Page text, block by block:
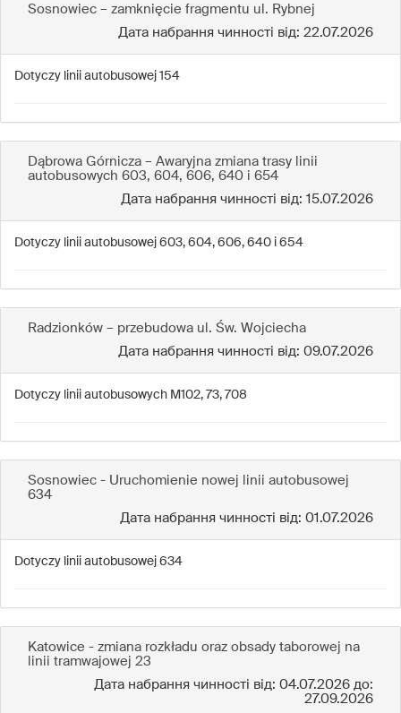
Sosnowiec – zamknięcie fragmentu ul. Rybnej
Дата набрання чинності від: 22.07.2026
Dotyczy linii autobusowej 154
Dąbrowa Górnicza – Awaryjna zmiana trasy linii
autobusowych 603, 604, 606, 640 i 654
Дата набрання чинності від: 15.07.2026
Dotyczy linii autobusowej 603, 604, 606, 640 i 654
Radzionków – przebudowa ul. Św. Wojciecha
Дата набрання чинності від: 09.07.2026
Dotyczy linii autobusowych M102, 73, 708
Sosnowiec - Uruchomienie nowej linii autobusowej
634
Дата набрання чинності від: 01.07.2026
Dotyczy linii autobusowej 634
Katowice - zmiana rozkładu oraz obsady taborowej na
linii tramwajowej 23
Дата набрання чинності від: 04.07.2026 до:
27.09.2026